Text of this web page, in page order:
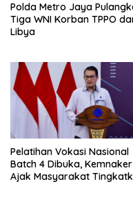
Polda Metro Jaya
Tiga WNI Korban TPPO
Libya
Pelatihan Vokasi Nasional
Batch 4 Dibuka, Kemnaker
Ajak Masyarakat